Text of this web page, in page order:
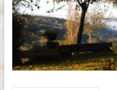
Dordogne